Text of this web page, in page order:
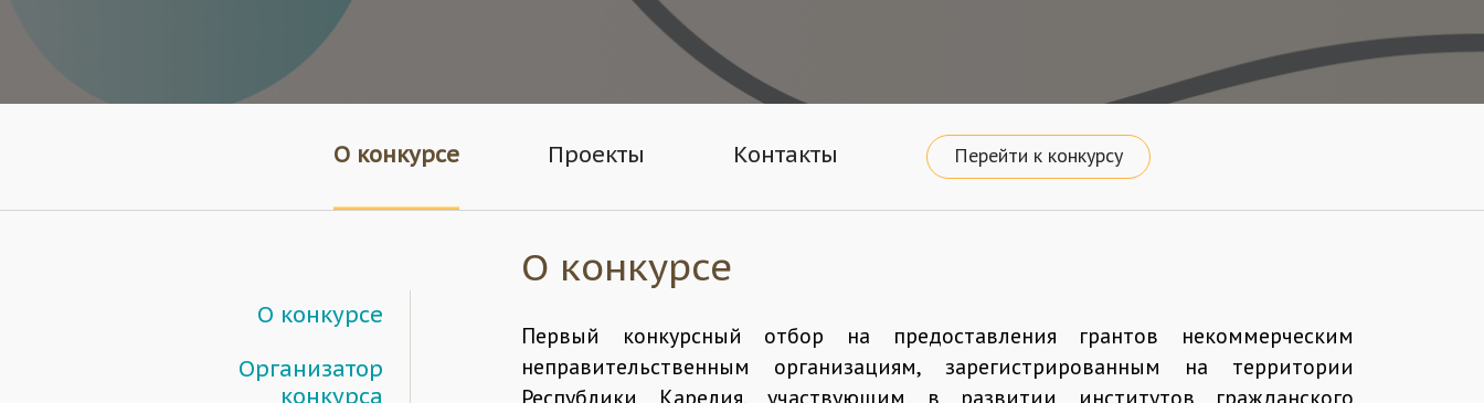
О конкурсе Проекты Контакты Перейти к конкурсу
О конкурсе
Организатор
конкурса
О конкурсе
Первый конкурсный отбор на предоставления грантов некоммерческим
неправительственным организациям, зарегистрированным на территории